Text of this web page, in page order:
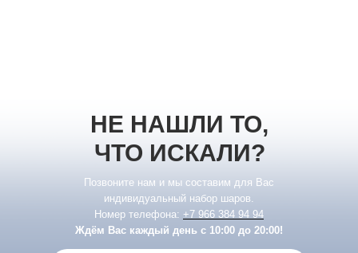
НЕ НАШЛИ ТО,
ЧТО ИСКАЛИ?
Позвоните нам и мы составим для Вас
индивидуальный набор шаров.
Номер телефона: +7 966 384 94 94
Ждём Вас каждый день с 10:00 до 20:00!